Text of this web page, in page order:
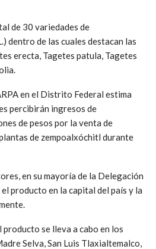
de 30 variedades de
dentro de las cuales destacan las
erecta, Tagetes patula, Tagetes
en el Distrito Federal estima
percibirán ingresos de
de pesos por la venta de
de zempoalxóchitl durante
en su mayoría de la Delegación
producto en la capital del país y la
se lleva a cabo en los
Selva, San Luis Tlaxialtemalco,